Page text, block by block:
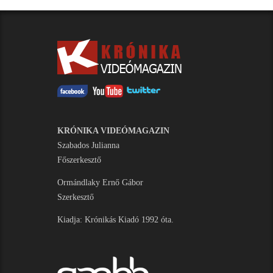
KRÓNIKA VIDEÓMAGAZIN
Szabados Julianna
Főszerkesztő
Ormándlaky Ernő Gábor
Szerkesztő
Kiadja: Krónikás Kiadó 1992 óta.